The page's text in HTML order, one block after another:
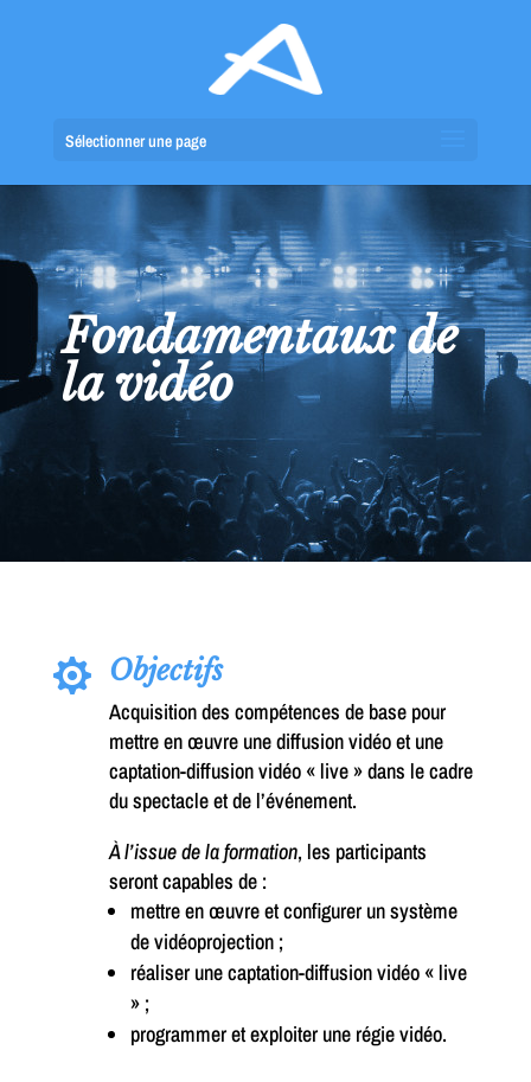
Sélectionner une page
Fondamentaux de
la vidéo
 Objectifs
Acquisition des compétences de base pour
mettre en œuvre une diffusion vidéo et une
captation-diffusion vidéo « live » dans le cadre
du spectacle et de l’événement.
À l’issue de la formation, les participants
seront capables de :
mettre en œuvre et configurer un système
de vidéoprojection ;
réaliser une captation-diffusion vidéo « live
» ;
programmer et exploiter une régie vidéo.